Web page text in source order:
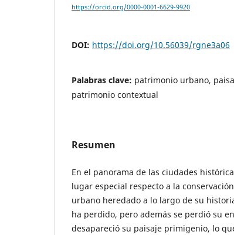
https://orcid.org/0000-0001-6629-9920
DOI: https://doi.org/10.56039/rgne3a06
Palabras clave: patrimonio urbano,
patrimonio contextual
Resumen
En el panorama de las ciudades
lugar especial respecto a la
urbano heredado a lo largo de su
ha perdido, pero además se perdió su
desapareció su paisaje primigenio, lo